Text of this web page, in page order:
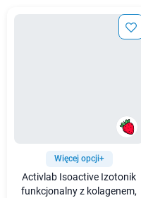
Więcej opcji+
Activlab Isoactive Izotonik
funkcjonalny z kolagenem,